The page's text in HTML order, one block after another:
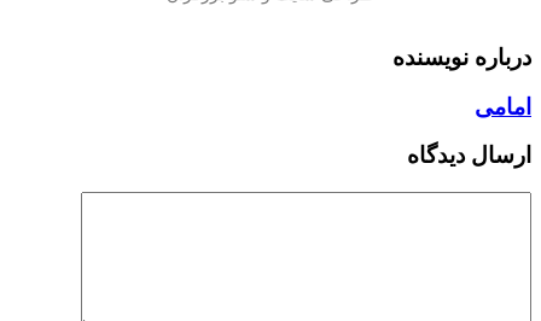
درباره نویسنده
امامی
ارسال دیدگاه